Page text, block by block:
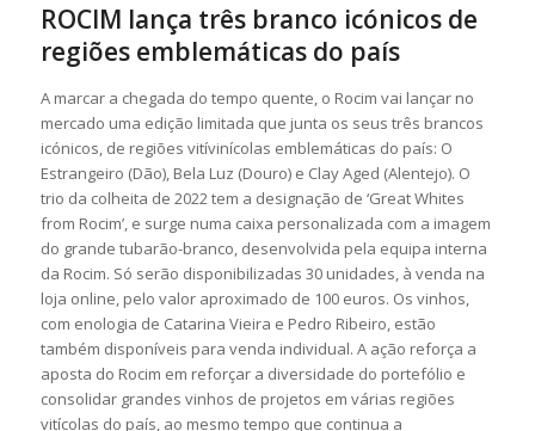
ROCIM lança três branco icónicos de
regiões emblemáticas do país
A marcar a chegada do tempo quente, o Rocim vai lançar no
mercado uma edição limitada que junta os seus três brancos
icónicos, de regiões vitívinícolas emblemáticas do país: O
Estrangeiro (Dão), Bela Luz (Douro) e Clay Aged (Alentejo). O
trio da colheita de 2022 tem a designação de ‘Great Whites
from Rocim’, e surge numa caixa personalizada com a imagem
do grande tubarão-branco, desenvolvida pela equipa interna
da Rocim. Só serão disponibilizadas 30 unidades, à venda na
loja online, pelo valor aproximado de 100 euros. Os vinhos,
com enologia de Catarina Vieira e Pedro Ribeiro, estão
também disponíveis para venda individual. A ação reforça a
aposta do Rocim em reforçar a diversidade do portefólio e
consolidar grandes vinhos de projetos em várias regiões
vitícolas do país, ao mesmo tempo que continua a